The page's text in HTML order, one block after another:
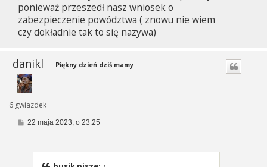
ponieważ przeszedł nasz wniosek o
zabezpieczenie powództwa ( znowu nie wiem
czy dokładnie tak to się nazywa)
danikl
6 gwiazdek
Piękny dzień dziś mamy
P22 maja 2023, o 23:25